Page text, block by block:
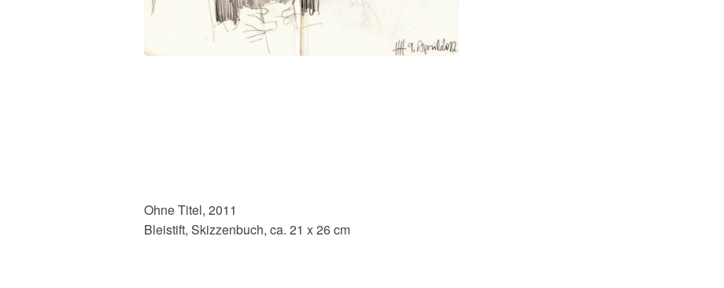
Ohne Titel, 2011
Bleistift, Skizzenbuch, ca. 21 x 26 cm